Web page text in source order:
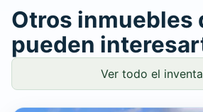
Otros inmuebles
pueden
Ver todo el